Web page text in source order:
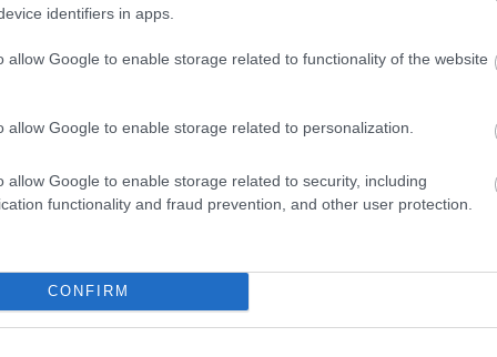
identifiers in apps.
allow Google to enable storage related to functionality of the website
allow Google to enable storage related to personalization.
allow Google to enable storage related to security, including
functionality and fraud prevention, and other user protection.
CONFIRM
en avtale som gjorde at de fikk dekket i underkant
for videre drift.
som følge av kreditorprosessen, og dette vil bidra
av aksepten av gjeldsordningen, samt overskudd
legges til grunn ved avleggelse av
at ski-VM har krav mot seg på over 134 millioner
tilgjengelig. De bestrider også en stor del av